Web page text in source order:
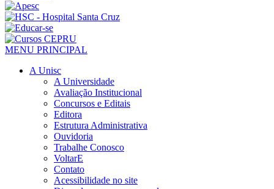
MENU PRINCIPAL
A Unisc
A Universidade
Avaliação Institucional
Concursos e Editais
Editora
Estrutura Administrativa
Ouvidoria
Trabalhe Conosco
VoltarE
Contato
Acessibilidade no site